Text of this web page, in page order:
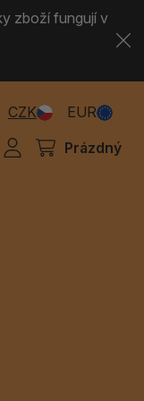
zboží fungují v
CZK
EUR
Prázdný